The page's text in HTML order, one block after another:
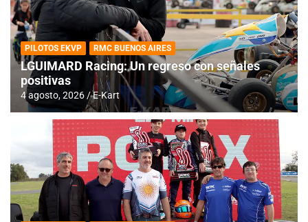
PILOTOS EKVP RMC BUENOS AIRES
LGUIMARD Racing: Un regreso con señales
positivas
4 agosto, 2026 E-Kart